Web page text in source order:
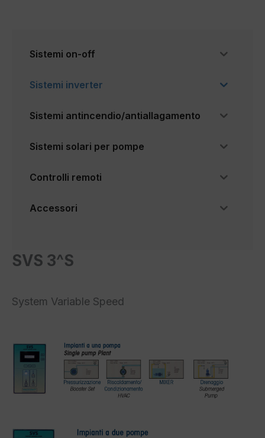
Sistemi on-off
Sistemi inverter
Sistemi antincendio/antiallagamento
Sistemi solari per pompe
Controlli remoti
Accessori
SVS 3^S
System Variable Speed